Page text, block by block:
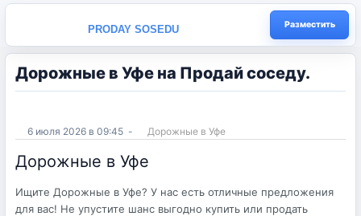
PRODAY SOSEDU Разместить
Дорожные в Уфе на Продай соседу.
6 июля 2026 в 09:45 - Дорожные в Уфе
Дорожные в Уфе
Ищите Дорожные в Уфе? У нас есть отличные предложения
для вас! Не упустите шанс выгодно купить или продать